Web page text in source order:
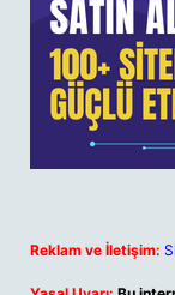
Reklam ve İletişim: